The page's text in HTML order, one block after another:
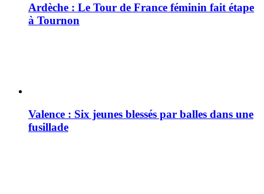
Ardèche : Le Tour de France féminin fait étape
à Tournon
Valence : Six jeunes blessés par balles dans une
fusillade